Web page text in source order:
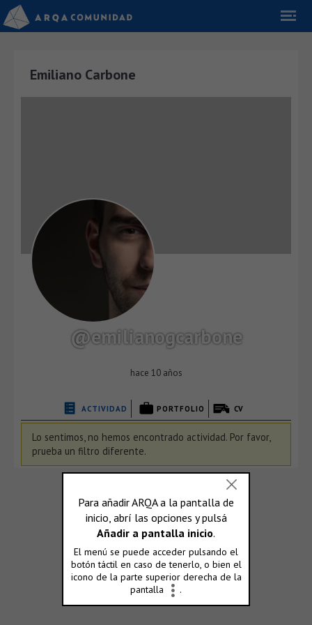
Emiliano Carbone
@emilianogcarbone
hace 10 años
ACTIVIDAD PORTFOLIO CV
Lo sentimos, no hemos encontrado actividad. Por favor,
prueba un filtro diferente.